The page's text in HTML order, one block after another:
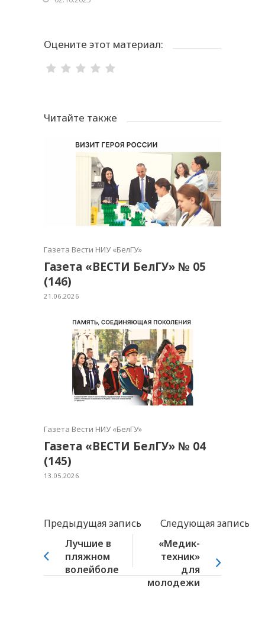
Оцените этот материал:
Читайте также
Газета Вести НИУ «БелГУ»
Газета «ВЕСТИ БелГУ» № 05
(146)
21.06.2026
Газета Вести НИУ «БелГУ»
Газета «ВЕСТИ БелГУ» № 04
(145)
13.05.2026
Предыдущая запись
Следующая запись
Лучшие в
пляжном
волейболе
«Медик-
техник»
для
молодежи